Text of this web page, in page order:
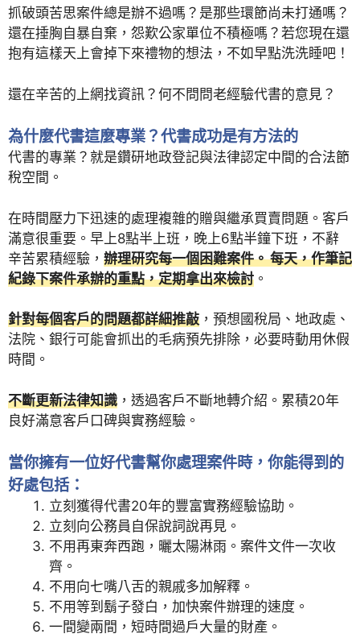
抓破頭苦思案件總是辦不過嗎？是那些環節尚未打通嗎？
還在捶胸自暴自棄，怨歎公家單位不積極嗎？若您現在還
抱有這樣天上會掉下來禮物的想法，不如早點洗洗睡吧！
還在辛苦的上網找資訊？何不問問老經驗代書的意見？
為什麼代書這麼專業？代書成功是有方法的
代書的專業？就是鑽研地政登記與法律認定中間的合法節
稅空間。
在時間壓力下迅速的處理複雜的贈與繼承買賣問題。客戶
滿意很重要。早上8點半上班，晚上6點半鐘下班，不辭
辛苦累積經驗， 辦理研究每一個困難案件。 每天，作筆記
紀錄下案件承辦的重點，定期拿出來檢討 。
針對每個客戶的問題都詳細推敲 ，預想國稅局、地政處、
法院、銀行可能會抓出的毛病預先排除，必要時動用休假
時間。
不斷更新法律知識 ，透過客戶不斷地轉介紹。累積20年
良好滿意客戶口碑與實務經驗。
當你擁有一位好代書幫你處理案件時，你能得到的
好處包括：
立刻獲得代書20年的豐富實務經驗協助。
立刻向公務員自保說詞說再見。
不用再東奔西跑，曬太陽淋雨。案件文件一次收
齊。
不用向七嘴八舌的親戚多加解釋。
不用等到鬍子發白，加快案件辦理的速度。
一間變兩間，短時間過戶大量的財產。